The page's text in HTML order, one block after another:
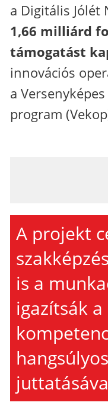
a Digitális
1,66 milliárd
támogatást
innovációs
a
program
A projekt
is a
igazítsák